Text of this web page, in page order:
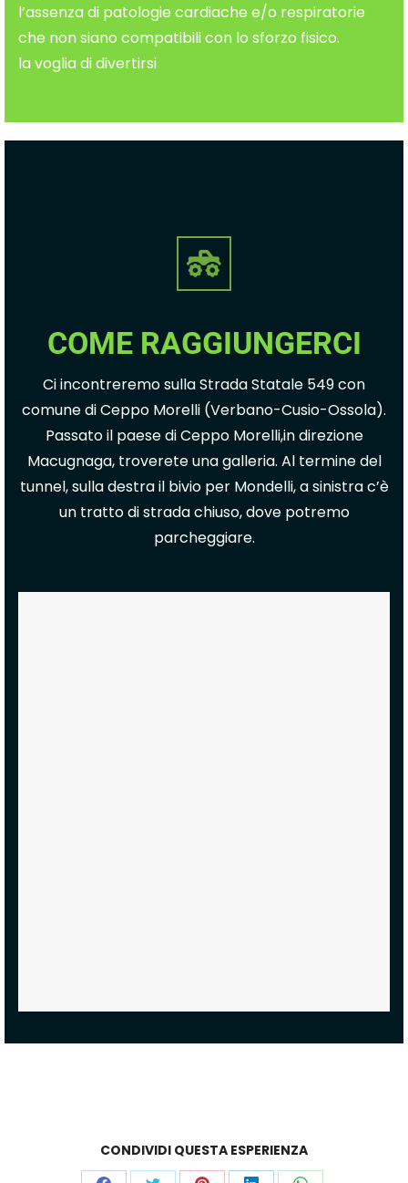
l’assenza di patologie cardiache e/o respiratorie
che non siano compatibili con lo sforzo fisico.
la voglia di divertirsi
COME RAGGIUNGERCI
Ci incontreremo sulla Strada Statale 549 con
comune di Ceppo Morelli (Verbano-Cusio-Ossola).
Passato il paese di Ceppo Morelli,in direzione
Macugnaga, troverete una galleria. Al termine del
tunnel, sulla destra il bivio per Mondelli, a sinistra c’è
un tratto di strada chiuso, dove potremo
parcheggiare.
CONDIVIDI QUESTA ESPERIENZA